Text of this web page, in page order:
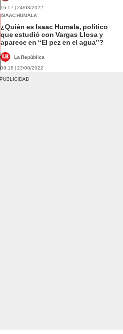
16:57 | 24/08/2022
ISAAC HUMALA
¿Quién es Isaac Humala, político
que estudió con Vargas Llosa y
aparece en “El pez en el agua”?
La República
08:18 | 23/08/2022